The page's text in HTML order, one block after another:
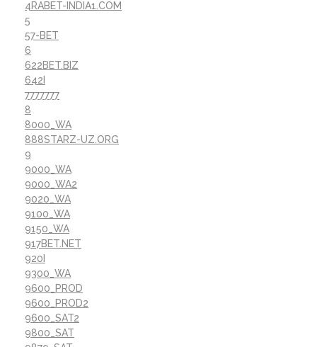
4RABET-INDIA1.COM
5
57-BET
6
622BET.BIZ
642I
7777777
8
8000_WA
888STARZ-UZ.ORG
9
9000_WA
9000_WA2
9020_WA
9100_WA
9150_WA
917BET.NET
920I
9300_WA
9600_PROD
9600_PROD2
9600_SAT2
9800_SAT